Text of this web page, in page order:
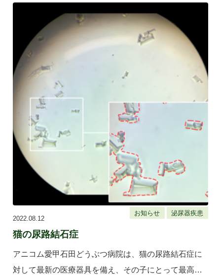
お知らせ
泌尿器疾患
2022.08.12
猫の尿路結石症
アニコム愛甲石田どうぶつ病院は、猫の尿路結石症に
対して最新の医療器具を備え、その子にとって最高の